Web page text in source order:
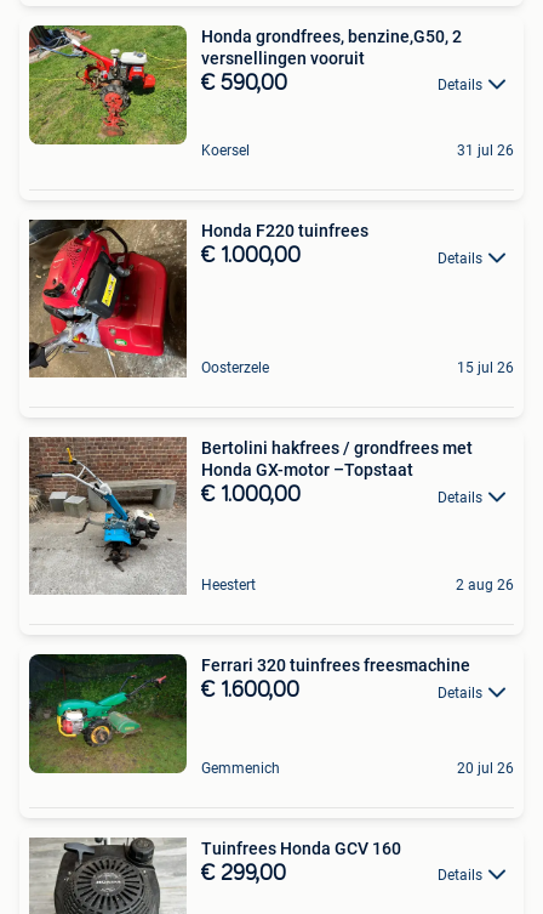
Honda grondfrees, benzine,G50, 2
versnellingen vooruit
€ 590,00 Details
Koersel 31 jul 26
Honda F220 tuinfrees
€ 1.000,00 Details
Oosterzele 15 jul 26
Bertolini hakfrees / grondfrees met
Honda GX-motor –Topstaat
€ 1.000,00 Details
Heestert 2 aug 26
Ferrari 320 tuinfrees freesmachine
€ 1.600,00 Details
Gemmenich 20 jul 26
Tuinfrees Honda GCV 160
€ 299,00 Details